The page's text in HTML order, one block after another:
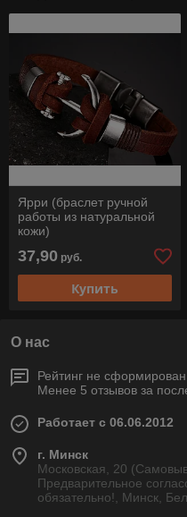
Ярри (браслет ручной
работы из натуральной
кожи)
37,90 руб.
Купить
О нас
Рейтинг не сформирован
Менее 5 отзывов за
Работает с 06.06.2012
г. Минск
Московская, 20
Предварительное
обязательно!, Минск,